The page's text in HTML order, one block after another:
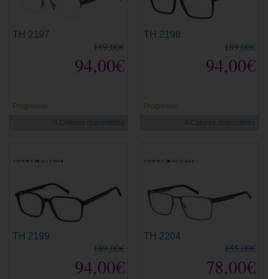
TH 2197
189,00€
94,00€
Progresivo
3 Colores disponibles
TH 2198
189,00€
94,00€
Progresivo
4 Colores disponibles
TH 2199
189,00€
94,00€
TH 2204
155,00€
78,00€